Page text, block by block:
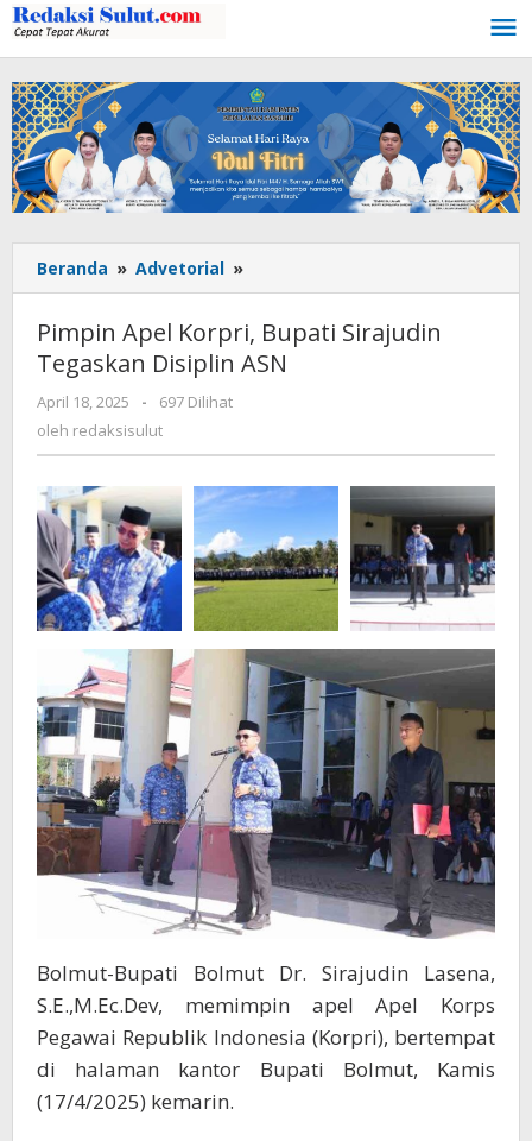
Lewati
ke
konten
Beranda » Advetorial »
Apel
Bupati
Sirajudin
Pimpin Apel Korpri, Bupati Sirajudin
Tegaskan Disiplin ASN
April 18, 2025
oleh
redaksisulut
-
697 Dilihat
oleh redaksisulut
Bolmut-Bupati Bolmut Dr. Sirajudin Lasena,
S.E.,M.Ec.Dev, memimpin apel Apel Korps
Pegawai Republik Indonesia (Korpri), bertempat
di halaman kantor Bupati Bolmut, Kamis
(17/4/2025) kemarin.